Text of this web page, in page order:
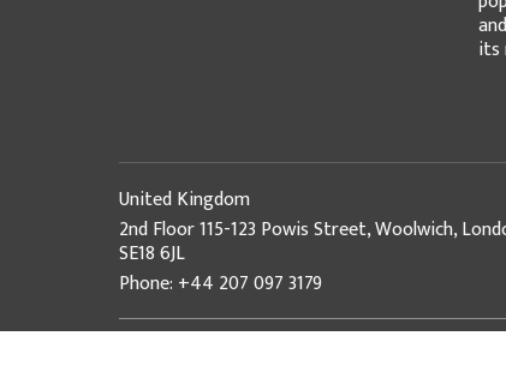
its
United Kingdom
2nd Floor 115-123 Powis Street, Woolwich,
SE18 6JL
Phone: +44 207 097 3179